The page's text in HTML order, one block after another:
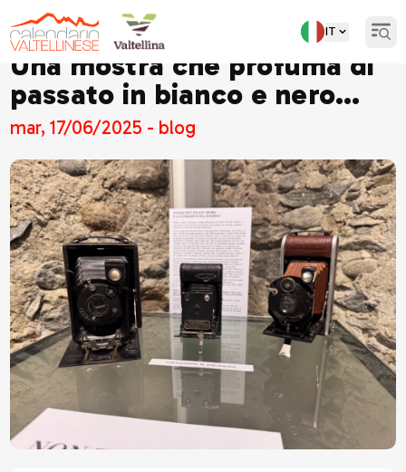
IT
Una mostra che profuma di
passato in bianco e nero…
mar, 17/06/2025 - blog